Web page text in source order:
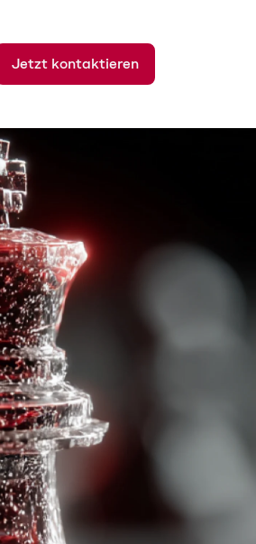
Jetzt kontaktieren